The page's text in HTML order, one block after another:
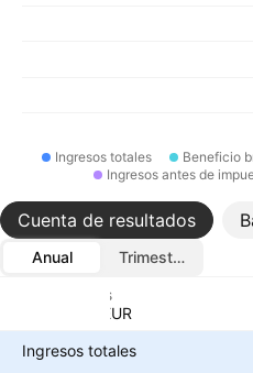
Ingresos totales
Beneficio
Ingresos antes de
Cuenta de resultados
Anual
Trimestral
Métricas
Divisa: EUR
Ingresos totales